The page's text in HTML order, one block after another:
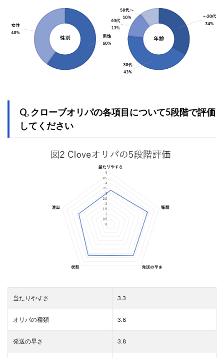
Q, クローブオリパの各項目について5段階で評価
してください
当たりやすさ 3.3
オリパの種類 3.8
発送の早さ 3.8